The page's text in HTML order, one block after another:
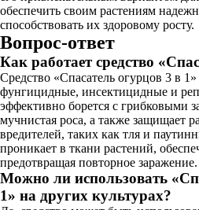
обеспечить своим растениям
способствовать их здоровому росту.
Вопрос-ответ
Как работает средство
Средство «Спасатель огурцов 3 в 1»
фунгицидные, инсектицидные и
эффективно борется с грибковыми
мучнистая роса, а также защищает
вредителей, таких как тля и
проникает в ткани растений,
предотвращая повторное заражение.
Можно ли использовать
1» на других культурах?